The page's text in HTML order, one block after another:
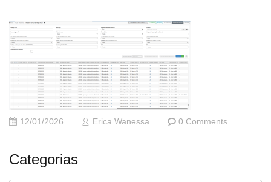
12/01/2026 Erica Wanessa 0 Comments
Categorias